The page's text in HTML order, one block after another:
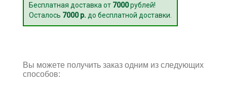
Бесплатная доставка от 7000рублей!
Осталось 7000 р. до бесплатной доставки.
Вы можете получить заказ одним из следующих
способов: